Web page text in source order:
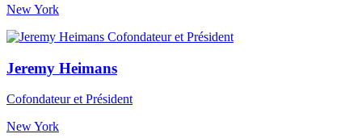
New York
Jeremy Heimans
Cofondateur et Président
New York